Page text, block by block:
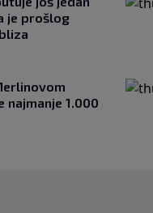
je prošlog
najmanje 1.000